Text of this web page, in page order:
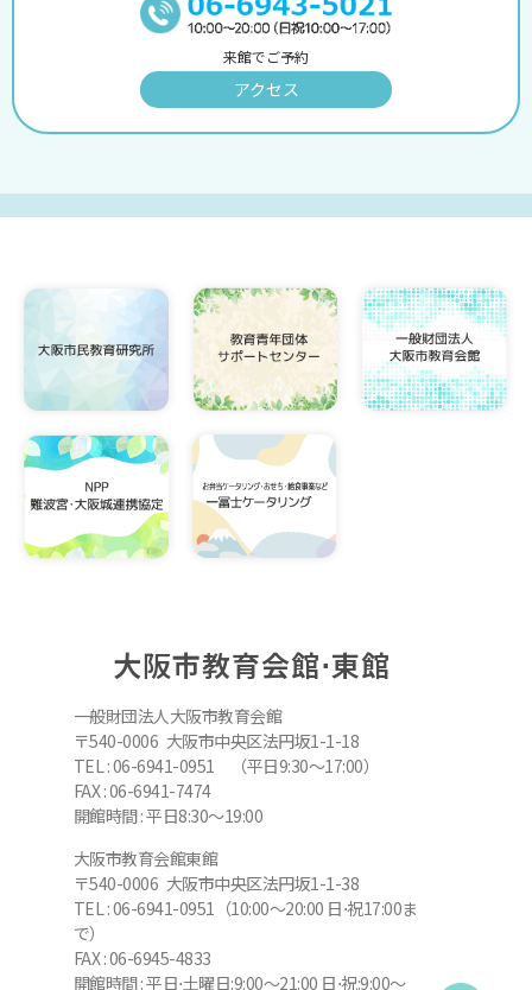
来館でご予約
アクセス
大阪市教育会館⋅東館
一般財団法人大阪市教育会館
〒540-0006 大阪市中央区法円坂1-1-18
TEL : 06-6941-0951 （平日9:30～17:00）
FAX : 06-6941-7474
開館時間 : 平日8:30～19:00
大阪市教育会館東館
〒540-0006 大阪市中央区法円坂1-1-38
TEL : 06-6941-0951（10:00～20:00 日⋅祝17:00ま
で）
FAX : 06-6945-4833
開館時間 : 平日⋅土曜日:9:00～21:00 日⋅祝:9:00～